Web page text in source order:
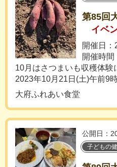
第85回
イベ
開催日：
開催時
10月はさつまいも収穫体験
2023年10月21日(土)午前9
大府ふれあい食堂
公開日：
子どもの